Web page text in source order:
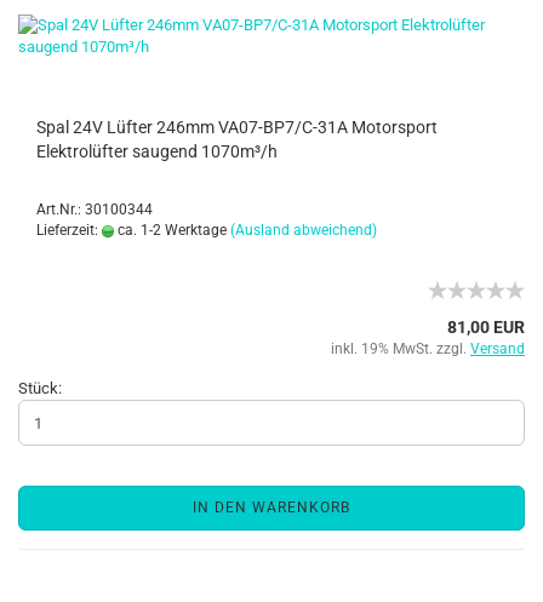
Spal 24V Lüfter 246mm VA07-BP7/C-31A Motorsport
Elektrolüfter saugend 1070m³/h
Art.Nr.: 30100344
Lieferzeit:
ca. 1-2 Werktage (Ausland abweichend)
81,00 EUR
inkl. 19% MwSt. zzgl. Versand
Stück:
IN DEN WARENKORB